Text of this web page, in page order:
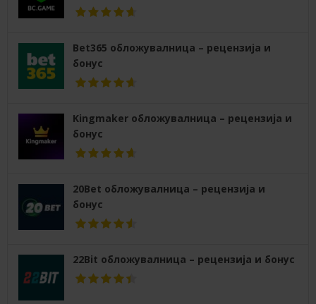
Bet365 обложувалница – рецензија и
бонус
Kingmaker обложувалница – рецензија и
бонус
20Bet обложувалница – рецензија и
бонус
22Bit обложувалница – рецензија и бонус